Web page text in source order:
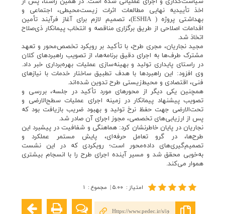
اخذ تأییدیه نهایی مطالعات اثرات زیست‌محیطی، اجتماعی و
بهداشتی پروژه ( ESHIA)، تصمیم لازم برای آغاز فرآیند تأمین
اقدامات اصلاحی از طریق برگزاری مناقصه و انتخاب پیمانکار ذی‌صلاح
اتخاذ شد.
مجید نجاریان، مجری طرح، با تأکید بر رویکرد تخصص‌محور و تعهد
مشترک طرف‌ها به اجرای دقیق برنامه‌ها، از تصویب راهبرد‌های کلان
در راستای پایداری تولید و بهینه‌سازی عملیات بهره‌برداری خبر داد.
وی افزود: این راهبردها با هدف تطبیق ساختار خدمات با نیازهای
فنی، اقتصادی و محیط‌زیستی طرح تدوین شده‌اند.
همچنین یکی دیگر از محورهای مورد تأکید در جلسه، بررسی و
تصویب پیشنهاد پیمانکار در زمینه اجرای عملیات سطح‌الارضی و
تحت‌الارضی جهت حفظ نرخ تولید و بهبود ضریب بازیافت بود که
پس از ارزیابی‌های تخصصی، مجوز اجرای آن صادر شد.
نجاریان در پایان خاطرنشان کرد: هماهنگی و شفافیت در پیشبرد این
طرح‌ها، در گرو تعامل حرفه‌ای، پایش مستمر عملکرد و
تصمیم‌گیری‌های داده‌محور است؛ رویکردی که در این نشست
به‌خوبی محقق شد و مسیر آینده اجرای طرح را با انسجام بیشتری
هموار می‌کند.
امتیاز : ۵.۰۰| مجموع : ۱
Https://www.pedec.ir/s/i6